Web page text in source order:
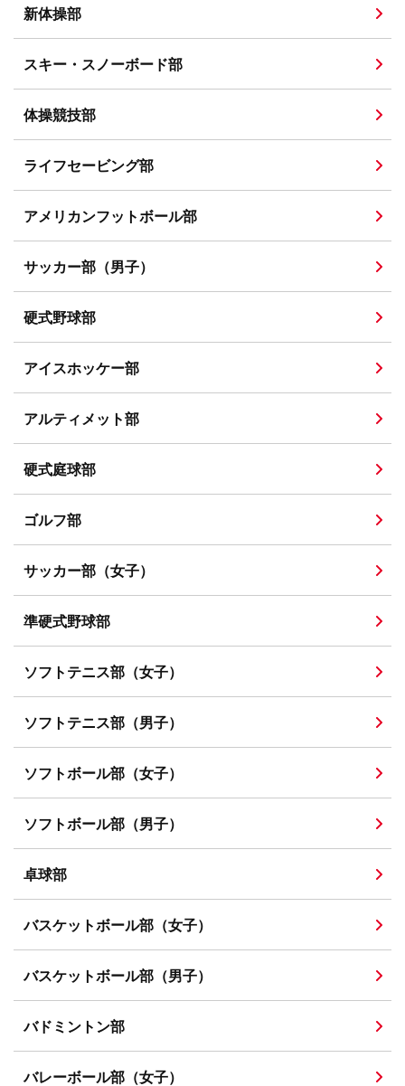
新体操部
スキー・スノーボード部
体操競技部
ライフセービング部
アメリカンフットボール部
サッカー部（男子）
硬式野球部
アイスホッケー部
アルティメット部
硬式庭球部
ゴルフ部
サッカー部（女子）
準硬式野球部
ソフトテニス部（女子）
ソフトテニス部（男子）
ソフトボール部（女子）
ソフトボール部（男子）
卓球部
バスケットボール部（女子）
バスケットボール部（男子）
バドミントン部
バレーボール部（女子）